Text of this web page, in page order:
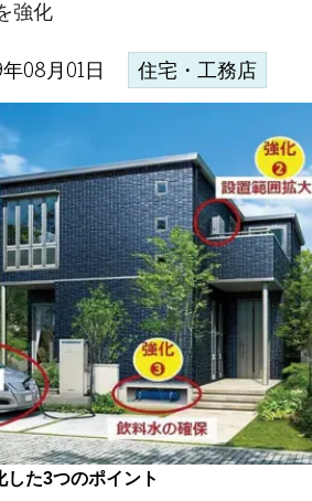
強化
08月01日 住宅・工務店
した3つのポイント